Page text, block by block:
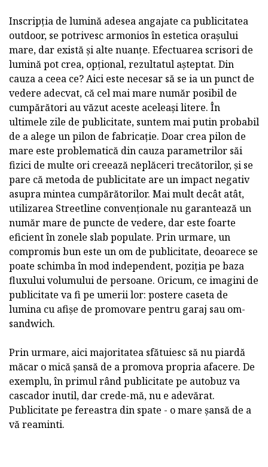
Inscripția de lumină adesea angajate ca publicitatea
outdoor, se potrivesc armonios în estetica orașului
mare, dar există și alte nuanțe. Efectuarea scrisori de
lumină pot crea, opțional, rezultatul așteptat. Din
cauza a ceea ce? Aici este necesar să se ia un punct de
vedere adecvat, că cel mai mare număr posibil de
cumpărători au văzut aceste aceleași litere. În
ultimele zile de publicitate, suntem mai putin probabil
de a alege un pilon de fabricație. Doar crea pilon de
mare este problematică din cauza parametrilor săi
fizici de multe ori creează neplăceri trecătorilor, și se
pare că metoda de publicitate are un impact negativ
asupra mintea cumpărătorilor. Mai mult decât atât,
utilizarea Streetline convenționale nu garantează un
număr mare de puncte de vedere, dar este foarte
eficient în zonele slab populate. Prin urmare, un
compromis bun este un om de publicitate, deoarece se
poate schimba în mod independent, poziția pe baza
fluxului volumului de persoane. Oricum, ce imagini de
publicitate va fi pe umerii lor: postere caseta de
lumina cu afișe de promovare pentru garaj sau om-
sandwich.
Prin urmare, aici majoritatea sfătuiesc să nu piardă
măcar o mică șansă de a promova propria afacere. De
exemplu, în primul rând publicitate pe autobuz va
cascador inutil, dar crede-mă, nu e adevărat.
Publicitate pe fereastra din spate - o mare șansă de a
vă reaminti.